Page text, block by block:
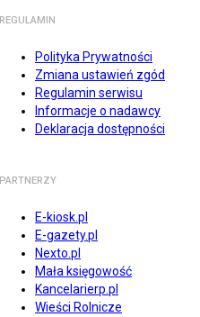
REGULAMIN
Polityka Prywatności
Zmiana ustawień zgód
Regulamin serwisu
Informacje o nadawcy
Deklaracja dostępności
PARTNERZY
E-kiosk.pl
E-gazety.pl
Nexto.pl
Mała księgowość
Kancelarierp.pl
Wieści Rolnicze